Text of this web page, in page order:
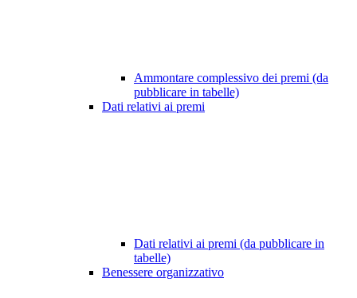
Ammontare complessivo dei premi (da
pubblicare in tabelle)
Dati relativi ai premi
Dati relativi ai premi (da pubblicare in
tabelle)
Benessere organizzativo